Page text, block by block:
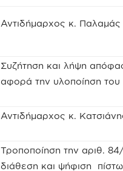
Αντιδήμαρχος κ.
Συζήτηση και λήψη
αφορά την υλοποίηση
Αντιδήμαρχος κ.
Τροποποίηση την αριθ.
διάθεση και ψήφιση